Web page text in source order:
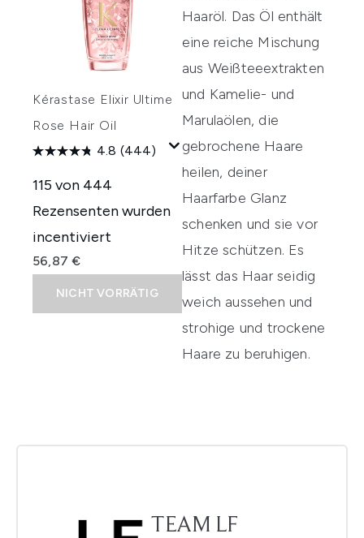
Kérastase Elixir Ultime
Rose Hair Oil
4.8 (444)
115 von 444
Rezensenten wurden
incentiviert
56,87 €
NICHT VORRÄTIG
Haaröl. Das Öl enthält
eine reiche Mischung
aus Weißteeextrakten
und Kamelie- und
Marulaölen, die
gebrochene Haare
heilen, deiner
Haarfarbe Glanz
schenken und sie vor
Hitze schützen. Es
lässt das Haar seidig
weich aussehen und
strohige und trockene
Haare zu beruhigen.
TEAM LF